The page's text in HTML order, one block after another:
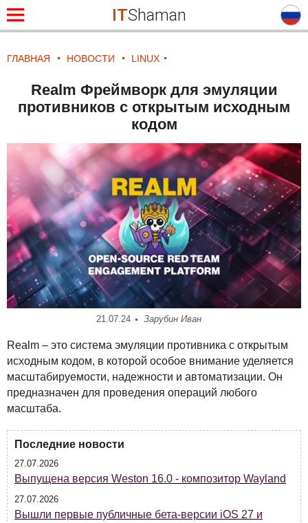
ITShaman
ГЛАВНАЯ НОВОСТИ LINUX
Realm Фреймворк для эмуляции
противников с открытым исходным
кодом
21.07.24 Зарубин Иван
Realm – это система эмуляции противника с открытым
исходным кодом, в которой особое внимание уделяется
масштабируемости, надежности и автоматизации. Он
предназначен для проведения операций любого
масштаба.
Последние новости
27.07.2026
Выпущена версия Weston 16.0 - композитор Wayland
27.07.2026
Вышли первые публичные бета-версии iOS 27 и